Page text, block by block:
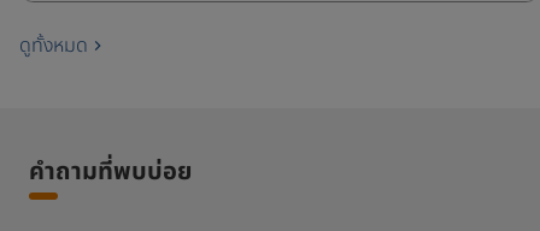
ดูทั้งหมด
คำถามที่พบบ่อย